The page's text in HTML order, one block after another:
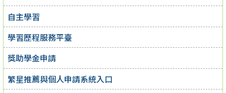
自主學習
學習歷程服務平臺
獎助學金申請
繁星推薦與個人申請系統入口